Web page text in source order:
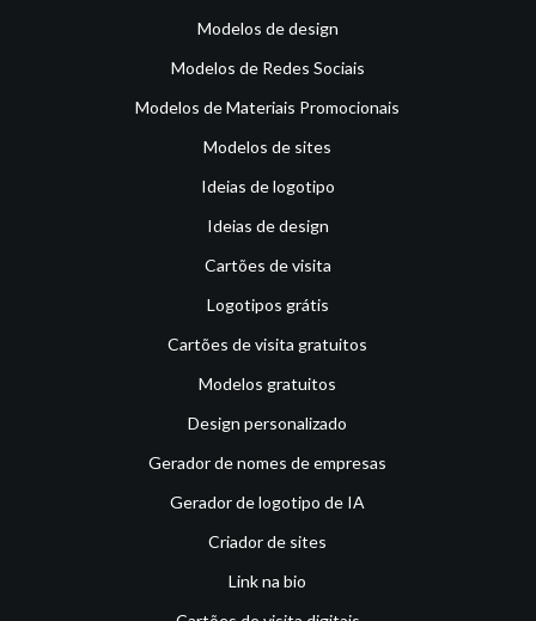
Modelos de design
Modelos de Redes Sociais
Modelos de Materiais Promocionais
Modelos de sites
Ideias de logotipo
Ideias de design
Cartões de visita
Logotipos grátis
Cartões de visita gratuitos
Modelos gratuitos
Design personalizado
Gerador de nomes de empresas
Gerador de logotipo de IA
Criador de sites
Link na bio